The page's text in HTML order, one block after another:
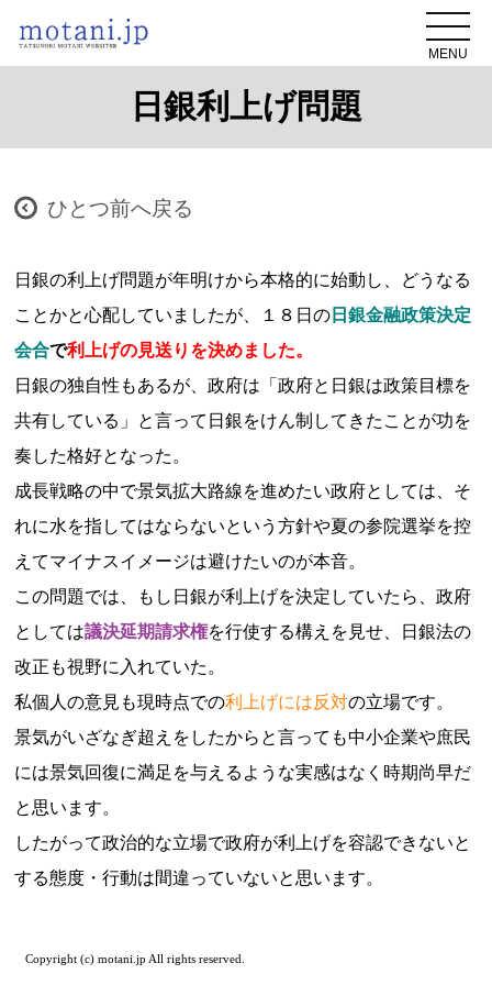
MENU
日銀利上げ問題
ひとつ前へ戻る
日銀の利上げ問題が年明けから本格的に始動し、どうなる
ことかと心配していましたが、１８日の 日銀金融政策決定
会合で利上げの見送りを決めました。
日銀の独自性もあるが、政府は「政府と日銀は政策目標を
共有している」と言って日銀をけん制してきたことが功を
奏した格好となった。
成長戦略の中で景気拡大路線を進めたい政府としては、そ
れに水を指してはならないという方針や夏の参院選挙を控
えてマイナスイメージは避けたいのが本音。
この問題では、もし日銀が利上げを決定していたら、政府
としては議決延期請求権を行使する構えを見せ、日銀法の
改正も視野に入れていた。
私個人の意見も現時点での利上げには反対の立場です。
景気がいざなぎ超えをしたからと言っても中小企業や庶民
には景気回復に満足を与えるような実感はなく時期尚早だ
と思います。
したがって政治的な立場で政府が利上げを容認できないと
する態度・行動は間違っていないと思います。
Copyright (c) motani.jp All rights reserved.